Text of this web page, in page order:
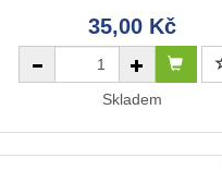
35,00 Kč
Skladem